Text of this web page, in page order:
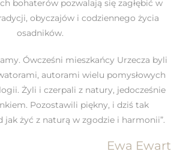
bohaterów pozwalają się zagłębić w
obyczajów i codziennego życia
osadników.
Ówcześni mieszkańcy Urzecza byli
autorami wielu pomysłowych
Żyli i czerpali z natury, jedocześnie
Pozostawili piękny, i dziś tak
jak żyć z naturą w zgodzie i harmonii”.
Ewa Ewart